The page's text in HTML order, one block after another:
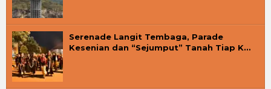
Serenade Langit Tembaga, Parade
Kesenian dan “Sejumput” Tanah Tiap K…